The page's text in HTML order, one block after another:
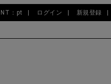
：pt ログイン 新規登録